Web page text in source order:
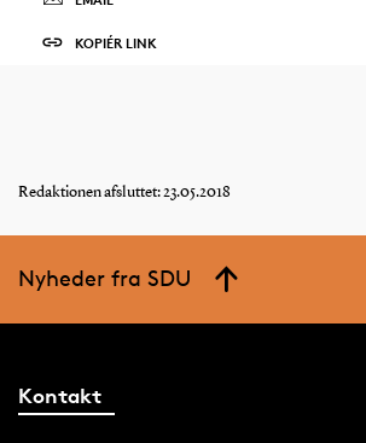
KOPIÉR LINK
Redaktionen afsluttet: 23.05.2018
Nyheder fra SDU
Kontakt